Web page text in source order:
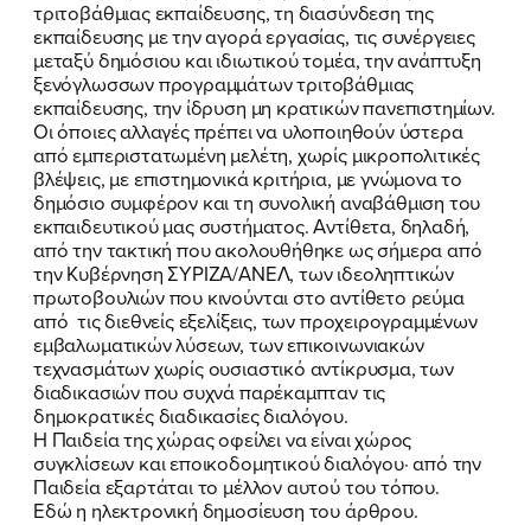
FB IN TW YT LN VB TIKTOK
τριτοβάθμιας εκπαίδευσης, τη διασύνδεση της
εκπαίδευσης με την αγορά εργασίας, τις συνέργειες
μεταξύ δημόσιου και ιδιωτικού τομέα, την ανάπτυξη
ξενόγλωσσων προγραμμάτων τριτοβάθμιας
εκπαίδευσης, την ίδρυση μη κρατικών πανεπιστημίων.
Οι όποιες αλλαγές πρέπει να υλοποιηθούν ύστερα
από εμπεριστατωμένη μελέτη, χωρίς μικροπολιτικές
βλέψεις, με επιστημονικά κριτήρια, με γνώμονα το
δημόσιο συμφέρον και τη συνολική αναβάθμιση του
εκπαιδευτικού μας συστήματος. Αντίθετα, δηλαδή,
από την τακτική που ακολουθήθηκε ως σήμερα από
την Κυβέρνηση ΣΥΡΙΖΑ/ΑΝΕΛ, των ιδεοληπτικών
πρωτοβουλιών που κινούνται στο αντίθετο ρεύμα
από τις διεθνείς εξελίξεις, των προχειρογραμμένων
εμβαλωματικών λύσεων, των επικοινωνιακών
τεχνασμάτων χωρίς ουσιαστικό αντίκρυσμα, των
διαδικασιών που συχνά παρέκαμπταν τις
δημοκρατικές διαδικασίες διαλόγου.
Η Παιδεία της χώρας οφείλει να είναι χώρος
συγκλίσεων και εποικοδομητικού διαλόγου· από την
Παιδεία εξαρτάται το μέλλον αυτού του τόπου.
Εδώ η ηλεκτρονική δημοσίευση του άρθρου.